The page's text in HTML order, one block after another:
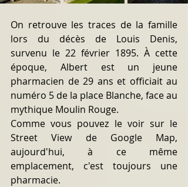
On retrouve les traces de la famille
lors du décès de Louis Denis,
survenu le 22 février 1895. À cette
époque, Albert est un jeune
pharmacien de 29 ans et officiait au
numéro 5 de la place Blanche, face au
mythique Moulin Rouge.
Comme vous pouvez le voir sur le
Street View de Google Map,
aujourd'hui, à ce même
emplacement, c'est toujours une
pharmacie.